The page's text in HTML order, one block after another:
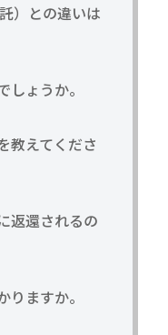
）との違いは
ょうか。
教えてくださ
返還されるの
りますか。